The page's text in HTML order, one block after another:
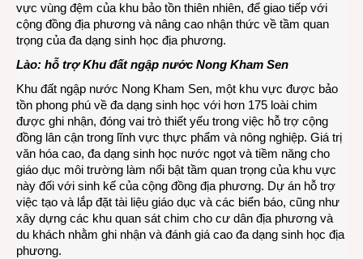
vực vùng đệm của khu bảo tồn thiên nhiên, để giao tiếp với
cộng đồng địa phương và nâng cao nhận thức về tầm quan
trọng của đa dạng sinh học địa phương.
Lào: hỗ trợ Khu đất ngập nước Nong Kham Sen
Khu đất ngập nước Nong Kham Sen, một khu vực được bảo
tồn phong phú về đa dạng sinh học với hơn 175 loài chim
được ghi nhận, đóng vai trò thiết yếu trong việc hỗ trợ cộng
đồng lân cận trong lĩnh vực thực phẩm và nông nghiệp. Giá trị
văn hóa cao, đa dạng sinh học nước ngọt và tiềm năng cho
giáo dục môi trường làm nổi bật tầm quan trọng của khu vực
này đối với sinh kế của cộng đồng địa phương. Dự án hỗ trợ
việc tạo và lắp đặt tài liệu giáo dục và các biển báo, cũng như
xây dựng các khu quan sát chim cho cư dân địa phương và
du khách nhằm ghi nhận và đánh giá cao đa dạng sinh học địa
phương.